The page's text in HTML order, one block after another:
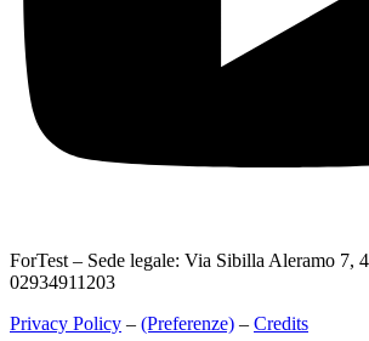
ForTest – Sede legale: Via Sibilla Aleramo 7,
02934911203
Privacy Policy – (Preferenze) – Credits